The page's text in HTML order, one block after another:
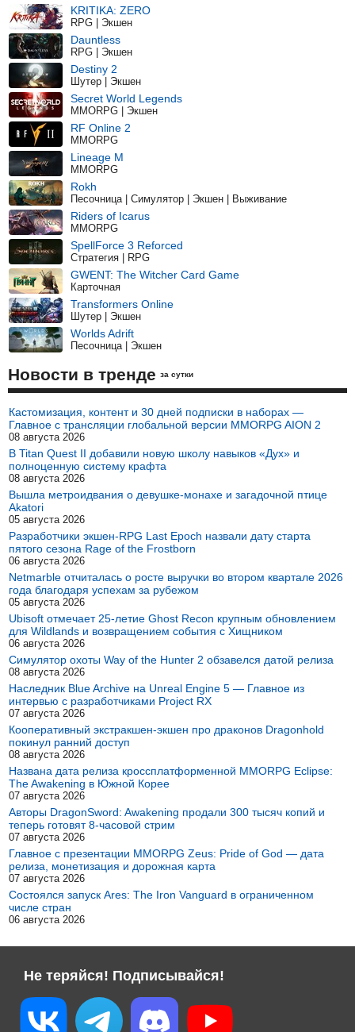
KRITIKA: ZERO
RPG | Экшен
Dauntless
RPG | Экшен
Destiny 2
Шутер | Экшен
Secret World Legends
MMORPG | Экшен
RF Online 2
MMORPG
Lineage M
MMORPG
Rokh
Песочница | Симулятор | Экшен | Выживание
Riders of Icarus
MMORPG
SpellForce 3 Reforced
Стратегия | RPG
GWENT: The Witcher Card Game
Карточная
Transformers Online
Шутер | Экшен
Worlds Adrift
Песочница | Экшен
Новости в тренде за сутки
Кастомизация, контент и 30 дней подписки в наборах —
Главное с трансляции глобальной версии MMORPG AION 2
08 августа 2026
В Titan Quest II добавили новую школу навыков «Дух» и
полноценную систему крафта
08 августа 2026
Вышла метроидвания о девушке-монахе и загадочной птице
Akatori
05 августа 2026
Разработчики экшен-RPG Last Epoch назвали дату старта
пятого сезона Rage of the Frostborn
06 августа 2026
Netmarble отчиталась о росте выручки во втором квартале 2026
года благодаря успехам за рубежом
05 августа 2026
Ubisoft отмечает 25-летие Ghost Recon крупным обновлением
для Wildlands и возвращением события с Хищником
06 августа 2026
Симулятор охоты Way of the Hunter 2 обзавелся датой релиза
08 августа 2026
Наследник Blue Archive на Unreal Engine 5 — Главное из
интервью с разработчиками Project RX
07 августа 2026
Кооперативный экстракшен-экшен про драконов Dragonhold
покинул ранний доступ
08 августа 2026
Названа дата релиза кроссплатформенной MMORPG Eclipse:
The Awakening в Южной Корее
07 августа 2026
Авторы DragonSword: Awakening продали 300 тысяч копий и
теперь готовят 8-часовой стрим
07 августа 2026
Главное с презентации MMORPG Zeus: Pride of God — дата
релиза, монетизация и дорожная карта
07 августа 2026
Состоялся запуск Ares: The Iron Vanguard в ограниченном
числе стран
06 августа 2026
Не теряйся! Подписывайся!